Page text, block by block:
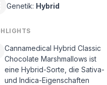
Genetik: Hybrid
Cannamedical Hybrid Classic
Chocolate Marshmallows ist
eine Hybrid-Sorte, die Sativa-
und Indica-Eigenschaften